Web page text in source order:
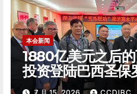
本会新闻
1880亿美元之后
投资登陆巴西圣保